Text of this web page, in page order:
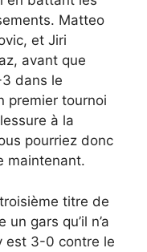
Matteo
et Jiri
avant que
dans le
premier tournoi
à la
pourriez donc
maintenant.
titre de
gars qu’il n’a
est 3-0 contre le